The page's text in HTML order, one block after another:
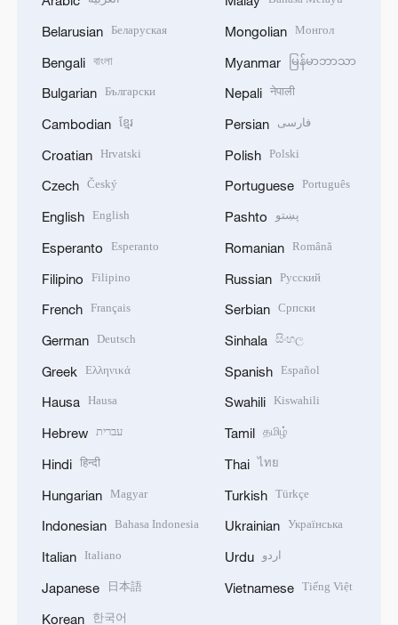
Belarusian Беларуская
Bengali বাংলা
Bulgarian Български
Cambodian ខ្មែរ
Croatian Hrvatski
Czech Český
English English
Esperanto Esperanto
Filipino Filipino
French Français
German Deutsch
Greek Ελληνικά
Hausa Hausa
Hebrew עברית
Hindi हिन्दी
Hungarian Magyar
Indonesian Bahasa Indonesia
Italian Italiano
Japanese 日本語
Korean 한국어
Mongolian Монгол
Myanmar မြန်မာဘာသာ
Nepali नेपाली
Persian فارسی
Polish Polski
Portuguese Português
Pashto پښتو
Romanian Română
Russian Русский
Serbian Српски
Sinhala සිංහල
Spanish Español
Swahili Kiswahili
Tamil தமிழ்
Thai ไทย
Turkish Türkçe
Ukrainian Українська
Urdu اردو
Vietnamese Tiếng Việt